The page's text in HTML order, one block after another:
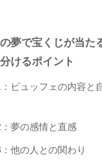
夢で宝くじが当た
けるポイント
ビュッフェの内容と
夢の感情と直感
他の人との関わり